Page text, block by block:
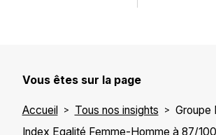
Vous êtes sur la page
Accueil Tous nos insights
Groupe
Index Egalité Femme-Homme à 87/